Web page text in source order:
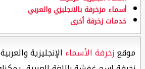
أسماء مزخرفة بالانجليزي والعربي
خدمات زخرفة أخرى
موقعزخرفة الأسماء الإنجليزية